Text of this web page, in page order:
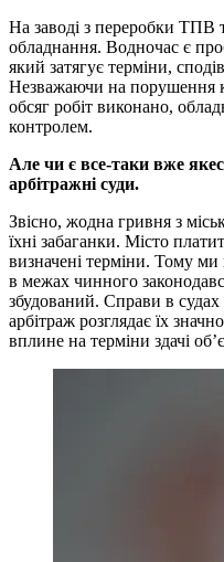
На заводі з переробки ТПВ
обладнання. Водночас є
який затягує терміни,
Незважаючи на порушення
обсяг робіт виконано,
контролем.
Але чи є все-таки вже
арбітражні суди.
Звісно, жодна гривня з
їхні забаганки. Місто
визначені терміни. Тому
в межах чинного
збудований. Справи в
арбітраж розглядає їх
вплине на терміни здачі